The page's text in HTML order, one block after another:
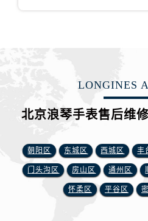
LONGINES
北京浪琴手表售后维
朝阳区 东城区 西城区 丰
门头沟区 房山区 通州区
怀柔区 平谷区